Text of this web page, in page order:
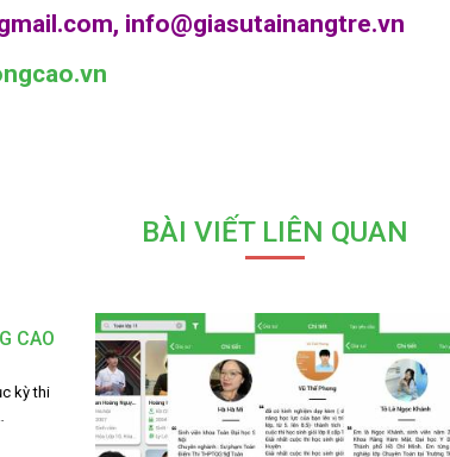
info@giasutainangtre.vn
BÀI VIẾT LIÊN QUAN
CAO
kỳ thi